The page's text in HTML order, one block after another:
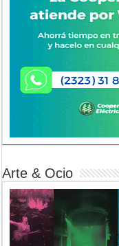
Arte & Ocio